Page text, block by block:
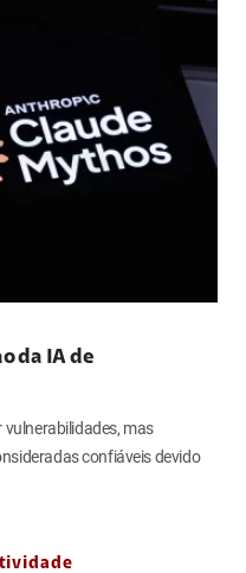
da IA de
vulnerabilidades, mas
confiáveis devido